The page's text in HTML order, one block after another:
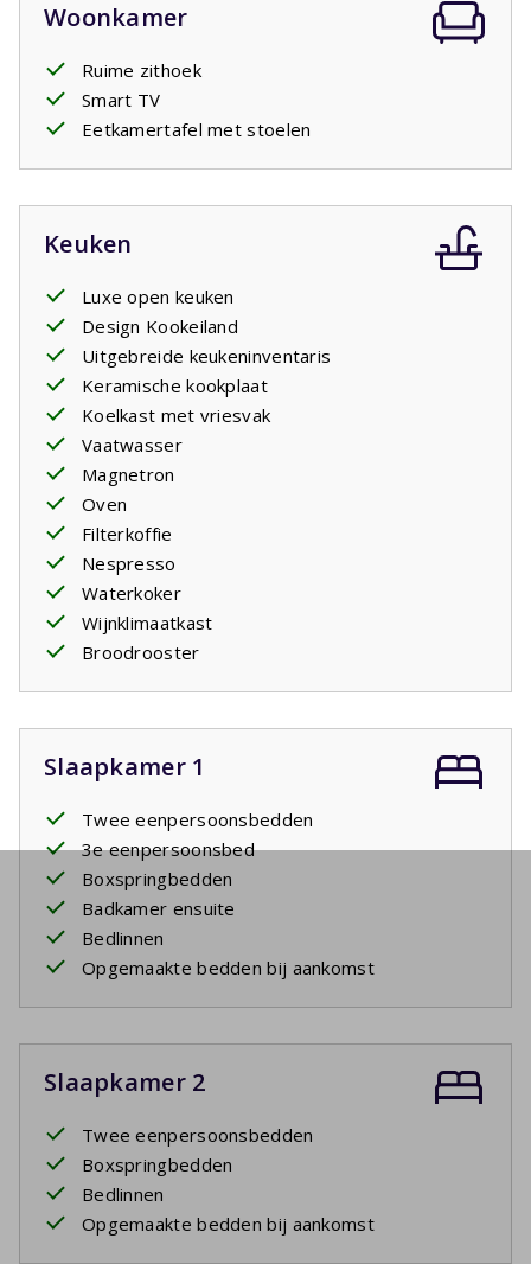
Woonkamer
Ruime zithoek
Smart TV
Eetkamertafel met stoelen
Keuken
Luxe open keuken
Design Kookeiland
Uitgebreide keukeninventaris
Keramische kookplaat
Koelkast met vriesvak
Vaatwasser
Magnetron
Oven
Filterkoffie
Nespresso
Waterkoker
Wijnklimaatkast
Broodrooster
Slaapkamer 1
Twee eenpersoonsbedden
3e eenpersoonsbed
Boxspringbedden
Badkamer ensuite
Bedlinnen
Opgemaakte bedden bij aankomst
Slaapkamer 2
Twee eenpersoonsbedden
Boxspringbedden
Bedlinnen
Opgemaakte bedden bij aankomst